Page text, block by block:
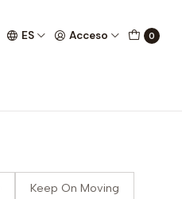
ES Acceso 0
Keep On Moving